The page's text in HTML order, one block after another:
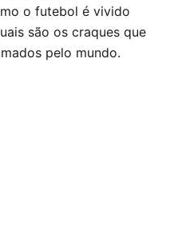
o futebol é vivido
são os craques que
pelo mundo.